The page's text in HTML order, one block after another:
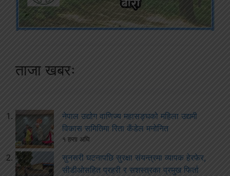
ताजा खबरः
नेपाल उद्योग वाणिज्य महासङ्घको महिला उद्यमी
विकास समितिमा रिता कँडेल मनोनित
१ हप्ता अघि
सुनसरी घटनापछि सुरक्षा संयन्त्रमा व्यापक हेरफेर,
सीडीओसहित प्रहरी र सशस्त्रका प्रमुख फिर्ता